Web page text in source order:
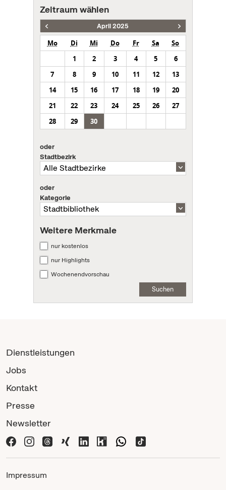
Zeitraum wählen
April 2025
Mo Di Mi Do Fr Sa
So
1
2 3 4 5
6
7
8 9 10 11 12
13
14
15 16 17 18 19
20
21
22 23 24 25 26
27
28
29 30
oder
Stadtbezirk
oder
Kategorie
Weitere Merkmale
nur kostenlos
nur Highlights
Wochenendvorschau
Suchen
Dienstleistungen
Jobs
Kontakt
Presse
Newsletter
Impressum